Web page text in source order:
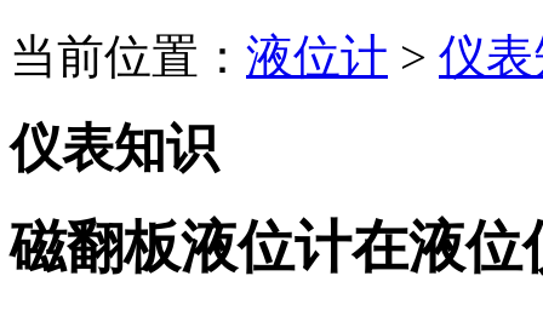
当前位置： 液位计 > 仪
仪表知识
磁翻板液位计在液